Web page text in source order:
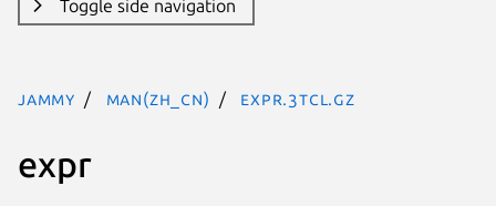
Toggle side navigation
jammy man(zh_CN) expr.3tcl.gz
expr